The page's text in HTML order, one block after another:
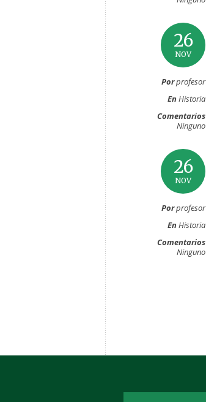
26
NOV
Porprofesor
EnHistoria
Comentarios
Ninguno
26
NOV
Porprofesor
EnHistoria
Comentarios
Ninguno